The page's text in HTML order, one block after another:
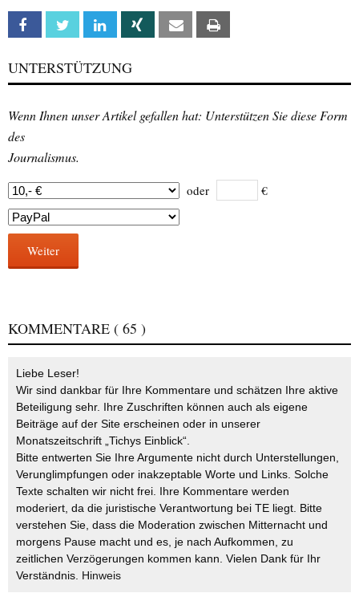
Facebook Twitter Linkedin Xing Email
UNTERSTÜTZUNG
Wenn Ihnen unser Artikel gefallen hat: Unterstützen Sie diese Form
des
Journalismus.
oder €
Weiter
KOMMENTARE ( 65 )
Liebe Leser!
Wir sind dankbar für Ihre Kommentare und schätzen Ihre aktive
Beteiligung sehr. Ihre Zuschriften können auch als eigene
Beiträge auf der Site erscheinen oder in unserer
Monatszeitschrift „Tichys Einblick“.
Bitte entwerten Sie Ihre Argumente nicht durch Unterstellungen,
Verunglimpfungen oder inakzeptable Worte und Links. Solche
Texte schalten wir nicht frei. Ihre Kommentare werden
moderiert, da die juristische Verantwortung bei TE liegt. Bitte
verstehen Sie, dass die Moderation zwischen Mitternacht und
morgens Pause macht und es, je nach Aufkommen, zu
zeitlichen Verzögerungen kommen kann. Vielen Dank für Ihr
Verständnis. Hinweis